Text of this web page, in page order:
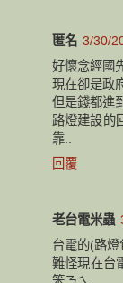
匿名 3/30/
好懷念經國
現在卻是政
但是錢都進
路燈建設的
靠..
回覆
老台電米蟲
台電的(路
難怪現在台